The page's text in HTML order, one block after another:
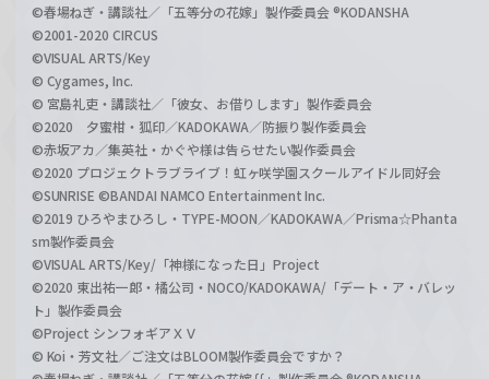
©春場ねぎ・講談社／「五等分の花嫁」製作委員会 ®KODANSHA
©2001-2020 CIRCUS
©VISUAL ARTS/Key
© Cygames, Inc.
© 宮島礼吏・講談社／「彼女、お借りします」製作委員会
©2020 夕蜜柑・狐印／KADOKAWA／防振り製作委員会
©赤坂アカ／集英社・かぐや様は告らせたい製作委員会
©2020 プロジェクトラブライブ！虹ヶ咲学園スクールアイドル同好会
©SUNRISE ©BANDAI NAMCO Entertainment Inc.
©2019 ひろやまひろし・TYPE-MOON／KADOKAWA／Prisma☆Phanta
sm製作委員会
©VISUAL ARTS/Key/「神様になった日」Project
©2020 東出祐一郎・橘公司・NOCO/KADOKAWA/「デート・ア・バレッ
ト」製作委員会
©Project シンフォギアＸＶ
© Koi・芳文社／ご注文はBLOOM製作委員会ですか？